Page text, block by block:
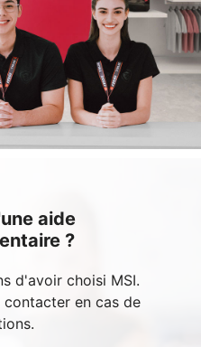
aide
?
d'avoir choisi MSI.
en cas de